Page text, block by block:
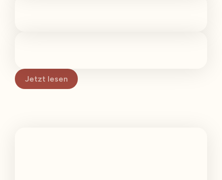
Jetzt lesen